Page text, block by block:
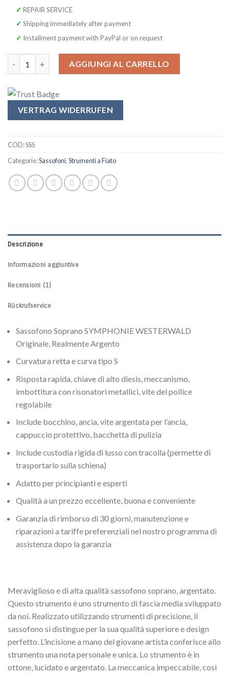
✓ REPAIR SERVICE
✓ Shipping immediately after payment
✓ Installment payment with PayPal or on request
AGGIUNGI AL CARRELLO
VERTRAG WIDERRUFEN
COD:SSS
Categorie:Sassofoni,Strumenti a Fiato
Descrizione
Informazioni aggiuntive
Recensioni (1)
Rückrufservice
Sassofono Soprano SYMPHONIE WESTERWALD
Originale, Realmente Argento
Curvatura retta e curva tipo S
Risposta rapida, chiave di alto diesis, meccanismo,
imbottitura con risonatori metallici, vite del pollice
regolabile
Include bocchino, ancia, vite argentata per l’ancia,
cappuccio protettivo, bacchetta di pulizia
Include custodia rigida di lusso con tracolla (permette di
trasportarlo sulla schiena)
Adatto per principianti e esperti
Qualità a un prezzo eccellente, buona e conveniente
Garanzia di rimborso di 30 giorni, manutenzione e
riparazioni a tariffe preferenziali nel nostro programma di
assistenza dopo la garanzia
Meraviglioso e di alta qualità sassofono soprano, argentato.
Questo strumento è uno strumento di fascia media sviluppato
da noi. Realizzato utilizzando strumenti di precisione, il
sassofono si distingue per la sua qualità superiore e design
perfetto. L’incisione a mano del giovane artista conferisce allo
strumento una nota personale e unica. Lo strumento è in
ottone, lucidato e argentato. La meccanica impeccabile, così